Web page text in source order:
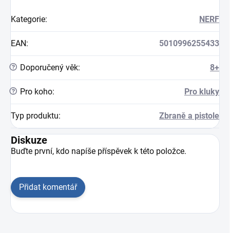
Kategorie: NERF
EAN: 5010996255433
? Doporučený věk: 8+
? Pro koho: Pro kluky
Typ produktu: Zbraně a pistole
Diskuze
Buďte první, kdo napíše příspěvek k této položce.
Přidat komentář